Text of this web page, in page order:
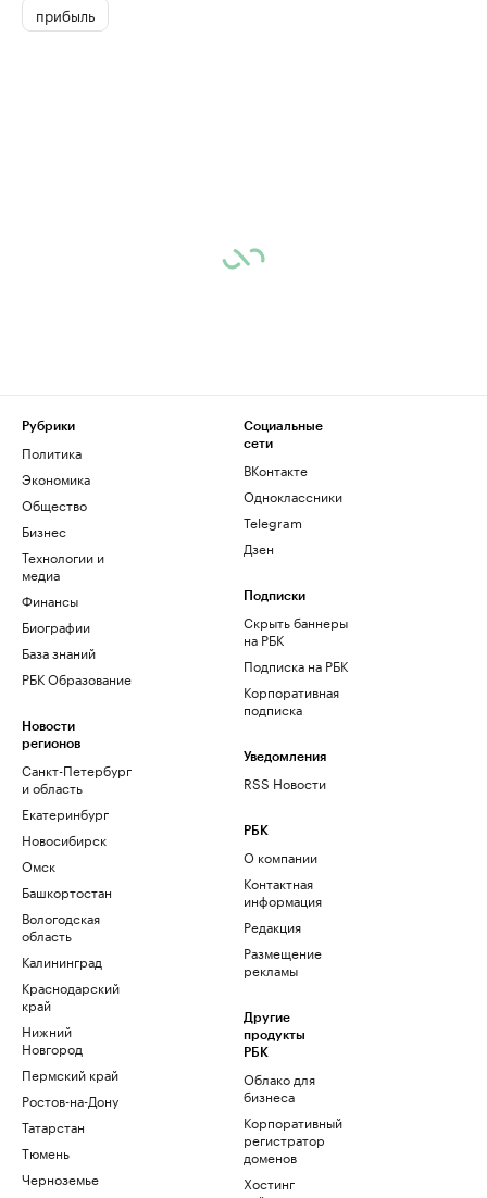
прибыль
Рубрики
Политика
Экономика
Общество
Бизнес
Технологии и
медиа
Финансы
Биографии
База знаний
РБК Образование
Новости
регионов
Санкт-Петербург
и область
Екатеринбург
Новосибирск
Омск
Башкортостан
Вологодская
область
Калининград
Краснодарский
край
Нижний
Новгород
Пермский край
Ростов-на-Дону
Татарстан
Тюмень
Черноземье
Социальные
сети
ВКонтакте
Одноклассники
Telegram
Дзен
Подписки
Скрыть баннеры
на РБК
Подписка на РБК
Корпоративная
подписка
Уведомления
RSS Новости
РБК
О компании
Контактная
информация
Редакция
Размещение
рекламы
Другие
продукты
РБК
Облако для
бизнеса
Корпоративный
регистратор
доменов
Хостинг